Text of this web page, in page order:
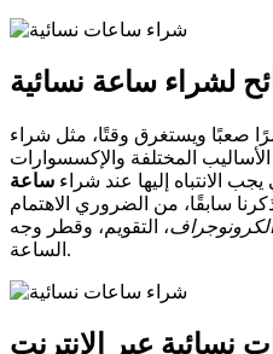
لشراء ساعة نسائية
صعبًا ويستغرق وقتًا، مثل شراء
المختلفة والإكسسوارات
الانتباه إليها عند شراء ساعة
سابقًا، من الضروري الاهتمام
الكرونوجراف، التقويم، وقطر وجه
الساعة.
نسائية عبر الإنترنت